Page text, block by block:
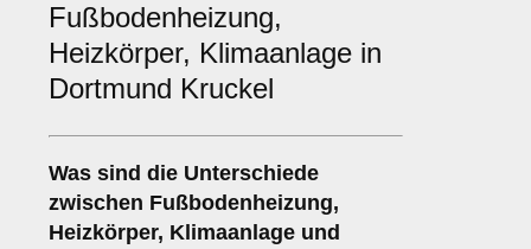
Fußbodenheizung,
Heizkörper, Klimaanlage in
Dortmund Kruckel
Was sind die Unterschiede
zwischen Fußbodenheizung,
Heizkörper, Klimaanlage und